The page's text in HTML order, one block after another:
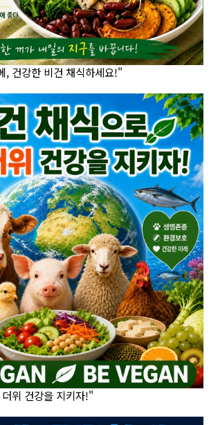
, 건강한 비건 채식하세요!"
위 건강을 지키자!"